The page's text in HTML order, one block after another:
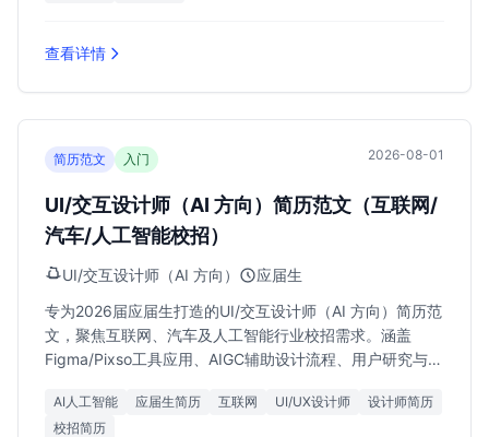
查看详情
简历范文 入门 2026-08-01
UI/交互设计师（AI 方向）简历范文（互联网/
汽车/人工智能校招）
UI/交互设计师（AI 方向）
应届生
专为2026届应届生打造的UI/交互设计师（AI 方向）简历范
文，聚焦互联网、汽车及人工智能行业校招需求。涵盖
Figma/Pixso工具应用、AIGC辅助设计流程、用户研究与原
AI人工智能 应届生简历 互联网 UI/UX设计师
设计师简历
校招简历